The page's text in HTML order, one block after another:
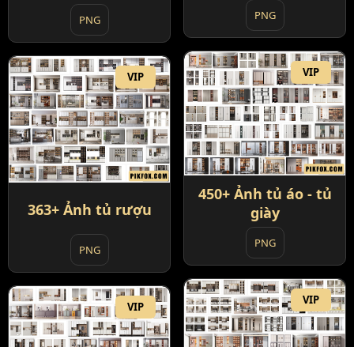
PNG PNG
VIP
450+ Ảnh tủ áo - tủ
giày
PNG
VIP
363+ Ảnh tủ rượu
PNG
VIP
VIP